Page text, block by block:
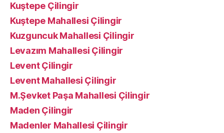
Kuştepe Çilingir
Kuştepe Mahallesi Çilingir
Kuzguncuk Mahallesi Çilingir
Levazım Mahallesi Çilingir
Levent Çilingir
Levent Mahallesi Çilingir
M.Şevket Paşa Mahallesi Çilingir
Maden Çilingir
Madenler Mahallesi Çilingir